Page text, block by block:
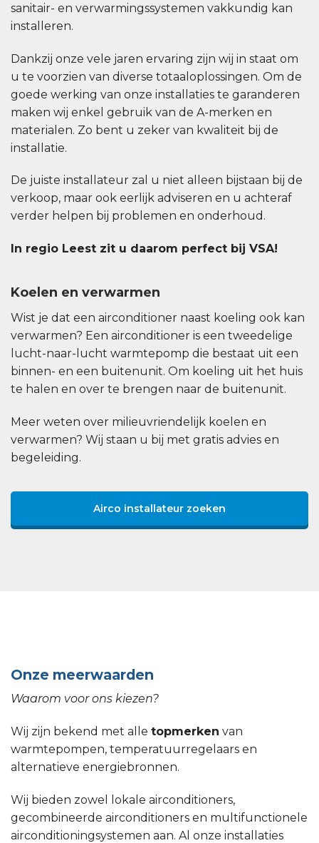
sanitair- en verwarmingssystemen vakkundig kan
installeren.
Dankzij onze vele jaren ervaring zijn wij in staat om
u te voorzien van diverse totaaloplossingen. Om de
goede werking van onze installaties te garanderen
maken wij enkel gebruik van de A-merken en
materialen. Zo bent u zeker van kwaliteit bij de
installatie.
De juiste installateur zal u niet alleen bijstaan bij de
verkoop, maar ook eerlijk adviseren en u achteraf
verder helpen bij problemen en onderhoud.
In regio Leest zit u daarom perfect bij VSA!
Koelen en verwarmen
Wist je dat een airconditioner naast koeling ook kan
verwarmen? Een airconditioner is een tweedelige
lucht-naar-lucht warmtepomp die bestaat uit een
binnen- en een buitenunit. Om koeling uit het huis
te halen en over te brengen naar de buitenunit.
Meer weten over milieuvriendelijk koelen en
verwarmen? Wij staan u bij met gratis advies en
begeleiding.
Airco installateur zoeken
Onze meerwaarden
Waarom voor ons kiezen?
Wij zijn bekend met alle topmerken van
warmtepompen, temperatuurregelaars en
alternatieve energiebronnen.
Wij bieden zowel lokale airconditioners,
gecombineerde airconditioners en multifunctionele
airconditioningsystemen aan. Al onze installaties